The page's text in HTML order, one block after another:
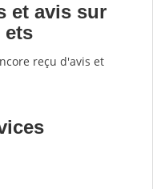
et avis sur
ets
reçu d'avis et